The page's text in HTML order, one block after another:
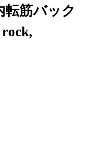
転筋バック